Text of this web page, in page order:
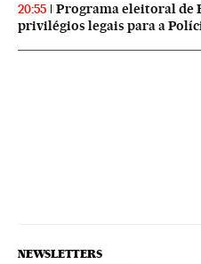
20:55
Programa eleitoral de
privilégios legais para a
NEWSLETTERS